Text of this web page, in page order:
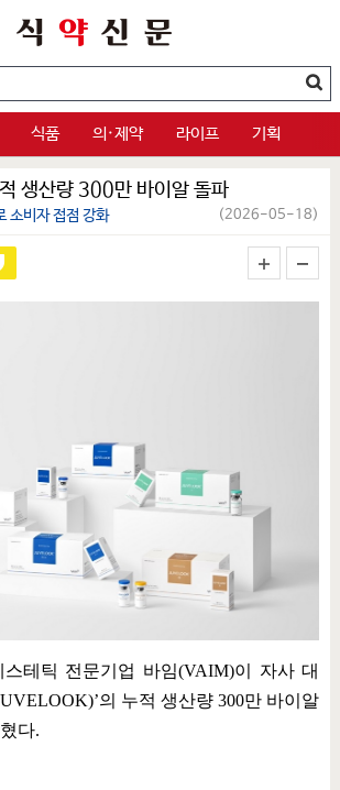
식품 의·제약 라이프 기획
적 생산량 300만 바이알 돌파
소비자 접점 강화 (2026-05-18)
테틱 전문기업 바임(VAIM)이 자사 대
의 누적 생산량300만 바이알
다.